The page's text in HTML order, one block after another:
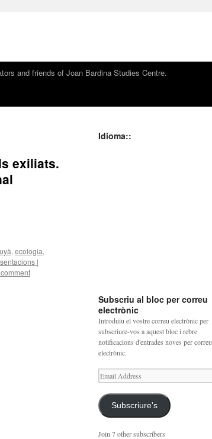
and friends of Joan Bardina Studies Centre.
exiliats.
, ecologia,
|
Idioma::
Subscriu al bloc per correu
electrònic
Introduïu el vostre correu electrònic per
subscriure-vos a aquest bloc i rebre
notificacions d'entrades noves per correu
electrònic.
Email
Address
Subscriure's
Join 7 other subscribers